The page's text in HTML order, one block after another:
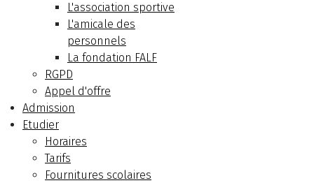
L'association sportive
L'amicale des
personnels
La fondation FALF
RGPD
Appel d'offre
Admission
Etudier
Horaires
Tarifs
Fournitures scolaires